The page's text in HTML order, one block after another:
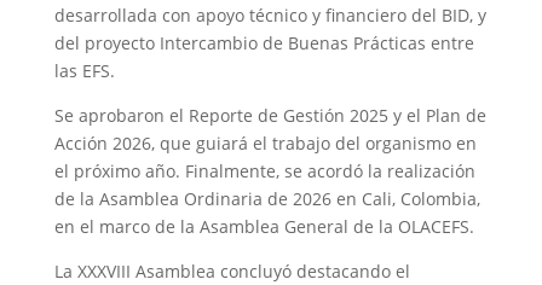
desarrollada con apoyo técnico y financiero del BID, y
del proyecto Intercambio de Buenas Prácticas entre
las EFS.
Se aprobaron el Reporte de Gestión 2025 y el Plan de
Acción 2026, que guiará el trabajo del organismo en
el próximo año. Finalmente, se acordó la realización
de la Asamblea Ordinaria de 2026 en Cali, Colombia,
en el marco de la Asamblea General de la OLACEFS.
La XXXVIII Asamblea concluyó destacando el